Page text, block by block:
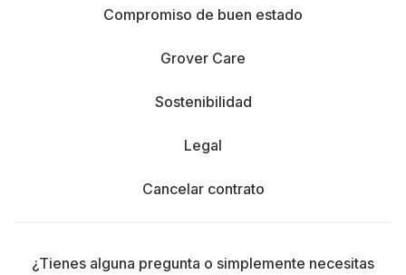
Compromiso de buen estado
Grover Care
Sostenibilidad
Legal
Cancelar contrato
¿Tienes alguna pregunta o simplemente necesitas